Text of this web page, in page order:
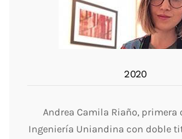
2020
Andrea Camila Riaño, primera
Ingeniería Uniandina con doble